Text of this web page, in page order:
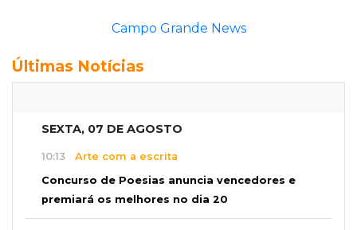
Campo Grande News
Últimas Notícias
SEXTA, 07 DE AGOSTO
10:13 Arte com a escrita
Concurso de Poesias anuncia vencedores e
premiará os melhores no dia 20